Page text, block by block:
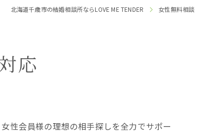
北海道千歳市の結婚相談所ならLOVE ME TENDER 女性無料相談
応
性会員様の理想の相手探しを全力でサポー